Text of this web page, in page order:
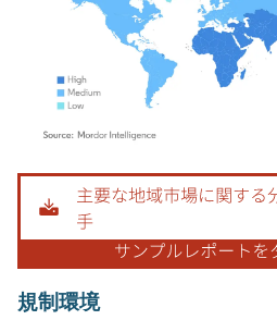
画像 © Mordor Intelligence。再利用には
規制環境